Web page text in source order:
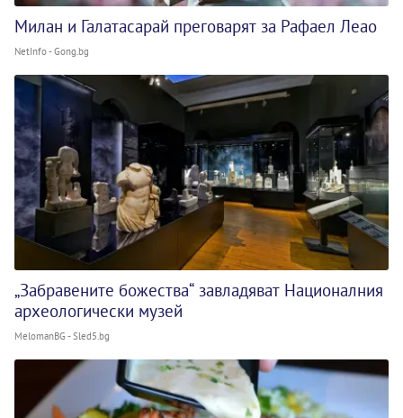
Милан и Галатасарай преговарят за Рафаел Леао
NetInfo - Gong.bg
„Забравените божества“ завладяват Националния
археологически музей
MelomanBG - Sled5.bg